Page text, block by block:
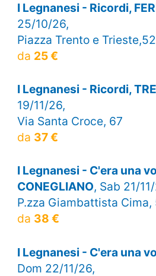
I Legnanesi - Ricordi,
25/10/26,
Piazza Trento e Trieste,52
da 25 €
I Legnanesi - Ricordi,
19/11/26,
Via Santa Croce, 67
da 37 €
I Legnanesi - C'era una
CONEGLIANO, Sab 21/
P.zza Giambattista Cima,
da 38 €
I Legnanesi - C'era una
Dom 22/11/26,